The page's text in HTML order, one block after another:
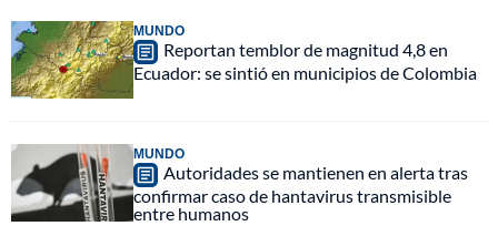
MUNDO
Reportan temblor de magnitud 4,8 en
Ecuador: se sintió en municipios de Colombia
MUNDO
Autoridades se mantienen en alerta tras
confirmar caso de hantavirus transmisible
entre humanos